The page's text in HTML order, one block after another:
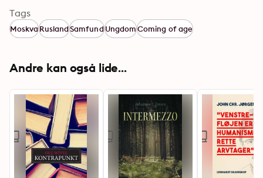
Tags
MoskvaRuslandSamfundUngdomComing of age
Andre kan også lide...